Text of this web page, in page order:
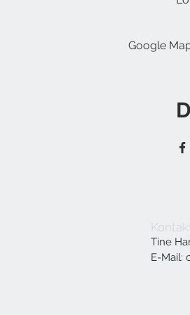
Google
Tine
E-Mail: